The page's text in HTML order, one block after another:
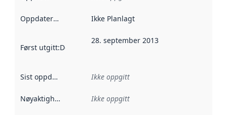
Oppdateringsfrekvens :
Ikke Planlagt
Først utgitt:Denne datoen sier når dataene i dette
28. september 2013
Sist oppdatert Ikke oppgitt
Nøyaktighet Ikke oppgitt